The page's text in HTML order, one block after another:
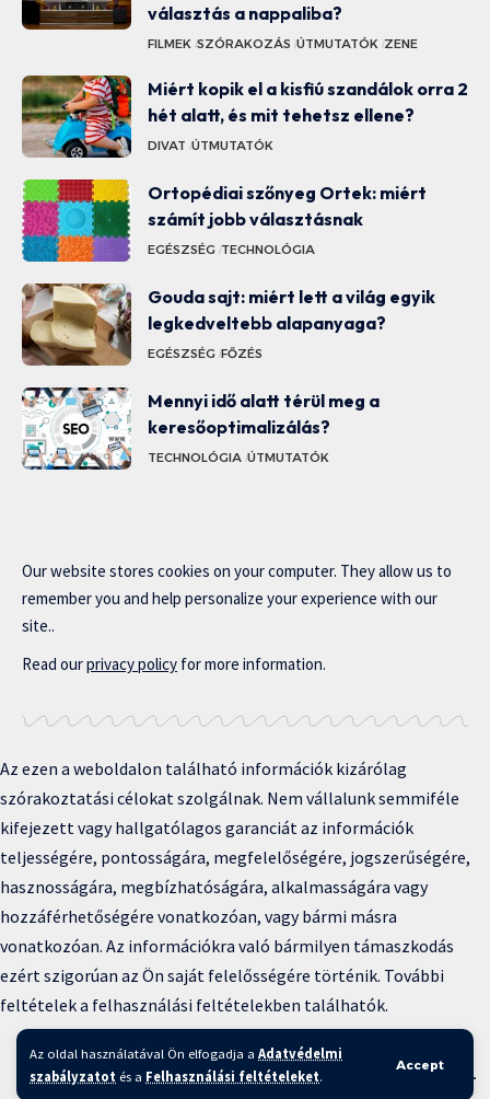
Az oldal használatával Ön elfogadja a Adatvédelmi
szabályzatot és a Felhasználási feltételeket.
Accept
választás a nappaliba?
FILMEK SZÓRAKOZÁS ÚTMUTATÓK ZENE
Miért kopik el a kisfiú szandálok orra 2
hét alatt, és mit tehetsz ellene?
DIVAT ÚTMUTATÓK
Ortopédiai szőnyeg Ortek: miért
számít jobb választásnak
EGÉSZSÉG TECHNOLÓGIA
Gouda sajt: miért lett a világ egyik
legkedveltebb alapanyaga?
EGÉSZSÉG FŐZÉS
Mennyi idő alatt térül meg a
keresőoptimalizálás?
TECHNOLÓGIA ÚTMUTATÓK
Our website stores cookies on your computer. They allow us to
remember you and help personalize your experience with our
site..
Read ourprivacy policy for more information.
Az ezen a weboldalon található információk kizárólag
szórakoztatási célokat szolgálnak. Nem vállalunk semmiféle
kifejezett vagy hallgatólagos garanciát az információk
teljességére, pontosságára, megfelelőségére, jogszerűségére,
hasznosságára, megbízhatóságára, alkalmasságára vagy
hozzáférhetőségére vonatkozóan, vagy bármi másra
vonatkozóan. Az információkra való bármilyen támaszkodás
ezért szigorúan az Ön saját felelősségére történik. További
feltételek a felhasználási feltételekben találhatók.
Copyright © 2025 BFKH.hu
Felhasználási feltételek –Adatvédelmi irányelvek – Kapcsolat –